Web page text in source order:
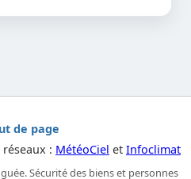
de page
: MétéoCiel et Infoclimat
Sécurité des biens et personnes